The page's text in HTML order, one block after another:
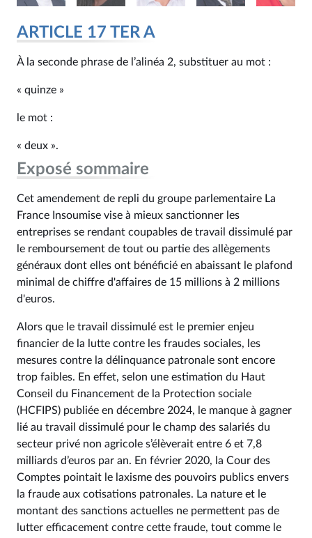
ARTICLE 17 TER A
À la seconde phrase de l’alinéa 2, substituer au mot :
« quinze »
le mot :
« deux ».
Exposé sommaire
Cet amendement de repli du groupe parlementaire La
France Insoumise vise à mieux sanctionner les
entreprises se rendant coupables de travail dissimulé par
le remboursement de tout ou partie des allègements
généraux dont elles ont bénéficié en abaissant le plafond
minimal de chiffre d'affaires de 15 millions à 2 millions
d'euros.
Alors que le travail dissimulé est le premier enjeu
financier de la lutte contre les fraudes sociales, les
mesures contre la délinquance patronale sont encore
trop faibles. En effet, selon une estimation du Haut
Conseil du Financement de la Protection sociale
(HCFIPS) publiée en décembre 2024, le manque à gagner
lié au travail dissimulé pour le champ des salariés du
secteur privé non agricole s’élèverait entre 6 et 7,8
milliards d’euros par an. En février 2020, la Cour des
Comptes pointait le laxisme des pouvoirs publics envers
la fraude aux cotisations patronales. La nature et le
montant des sanctions actuelles ne permettent pas de
lutter efficacement contre cette fraude, tout comme le